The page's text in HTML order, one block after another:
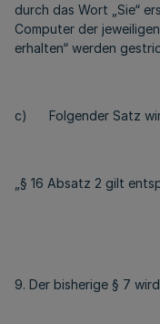
durch das Wort „Sie“
Computer der
erhalten“ werden
c) Folgender Satz
„§ 16 Absatz 2 gilt
9. Der bisherige § 7